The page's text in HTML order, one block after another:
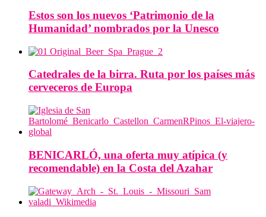
Estos son los nuevos ‘Patrimonio de la
Humanidad’ nombrados por la Unesco
Catedrales de la birra. Ruta por los países más
cerveceros de Europa
BENICARLÓ, una oferta muy atípica (y
recomendable) en la Costa del Azahar